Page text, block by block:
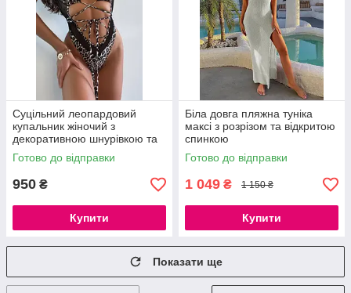
Суцільний леопардовий
купальник жіночий з
декоративною шнурівкою та
сіткою, модний купальник
монокіні 2026, розміри S, M,
Готово до відправки
950 ₴
Купити
Біла довга пляжна туніка
максі з розрізом та відкритою
спинкою
Готово до відправки
1 049 ₴ 1 150 ₴
Купити
Показати ще